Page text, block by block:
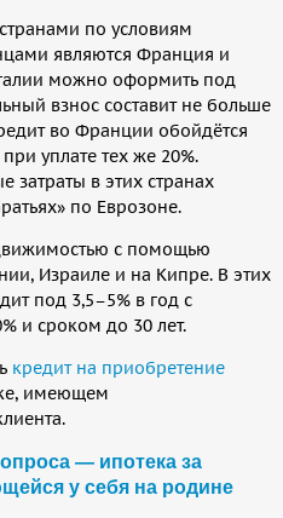
по условиям
являются Франция и
можно оформить под
взнос составит не больше
во Франции обойдётся
уплате тех же 20%.
затраты в этих странах
по Еврозоне.
с помощью
Израиле и на Кипре. В этих
под 3,5–5% в год с
и сроком до 30 лет.
кредит на приобретение
имеющем
— ипотека за
у себя на родине